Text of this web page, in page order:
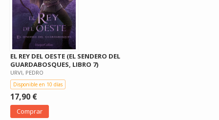
EL REY DEL OESTE (EL SENDERO DEL
GUARDABOSQUES, LIBRO 7)
URVI, PEDRO
Disponible en 10 días
17,90 €
Comprar